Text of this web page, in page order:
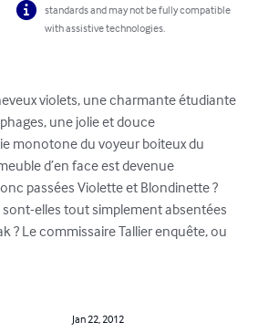
standards and may not be fully compatible
with assistive technologies.
violets, une charmante étudiante
une jolie et douce
monotone du voyeur boiteux du
d’en face est devenue
passées Violette et Blondinette ?
elles tout simplement absentées
? Le commissaire Tallier enquête, ou
Jan 22, 2012